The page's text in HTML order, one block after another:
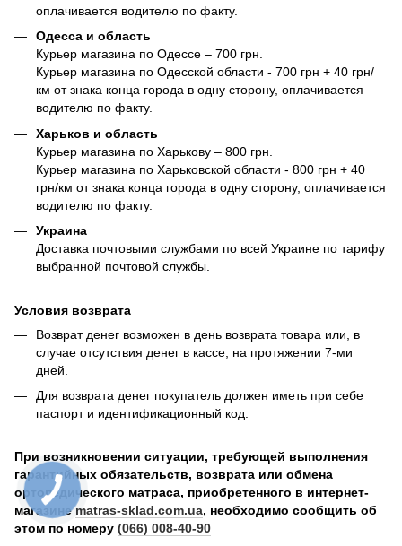
оплачивается водителю по факту.
Одесса и область
Курьер магазина по Одессе – 700 грн.
Курьер магазина по Одесской области - 700 грн + 40 грн/
км от знака конца города в одну сторону, оплачивается
водителю по факту.
Харьков и область
Курьер магазина по Харькову – 800 грн.
Курьер магазина по Харьковской области - 800 грн + 40
грн/км от знака конца города в одну сторону, оплачивается
водителю по факту.
Украина
Доставка почтовыми службами по всей Украине по тарифу
выбранной почтовой службы.
Условия возврата
Возврат денег возможен в день возврата товара или, в
случае отсутствия денег в кассе, на протяжении 7-ми
дней.
Для возврата денег покупатель должен иметь при себе
паспорт и идентификационный код.
При возникновении ситуации, требующей выполнения
гарантийных обязательств, возврата или обмена
ортопедического матраса, приобретенного в интернет-
магазинеmatras-sklad.com.ua, необходимо сообщить об
этом по номеру (066) 008-40-90